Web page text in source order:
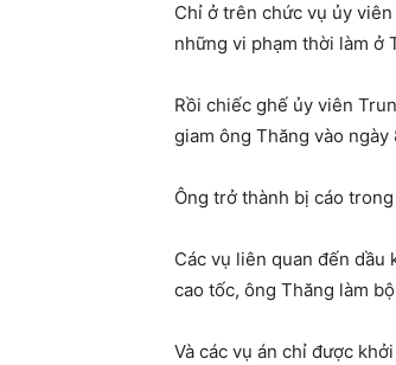
Chỉ ở trên chức vụ ủy
những vi phạm thời làm ở
Rồi chiếc ghế ủy viên
giam ông Thăng vào
Ông trở thành bị cáo
Các vụ liên quan đến dầu
cao tốc, ông Thăng làm
Và các vụ án chỉ được